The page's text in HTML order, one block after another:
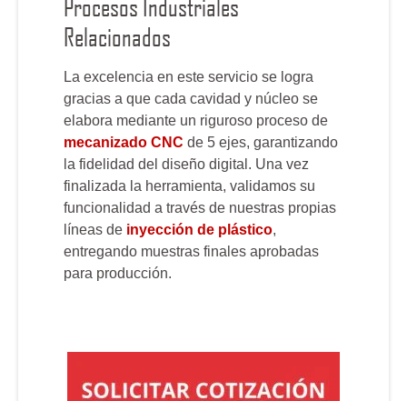
Procesos Industriales
Relacionados
La excelencia en este servicio se logra
gracias a que cada cavidad y núcleo se
elabora mediante un riguroso proceso de
mecanizado CNC de 5 ejes, garantizando
la fidelidad del diseño digital. Una vez
finalizada la herramienta, validamos su
funcionalidad a través de nuestras propias
líneas de inyección de plástico,
entregando muestras finales aprobadas
para producción.